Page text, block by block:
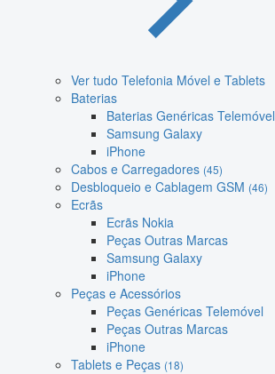
Ver tudo Telefonia Móvel e Tablets
Baterias
Baterias Genéricas Telemóvel
Samsung Galaxy
iPhone
Cabos e Carregadores (45)
Desbloqueio e Cablagem GSM (46)
Ecrãs
Ecrãs Nokia
Peças Outras Marcas
Samsung Galaxy
iPhone
Peças e Acessórios
Peças Genéricas Telemóvel
Peças Outras Marcas
iPhone
Tablets e Peças (18)